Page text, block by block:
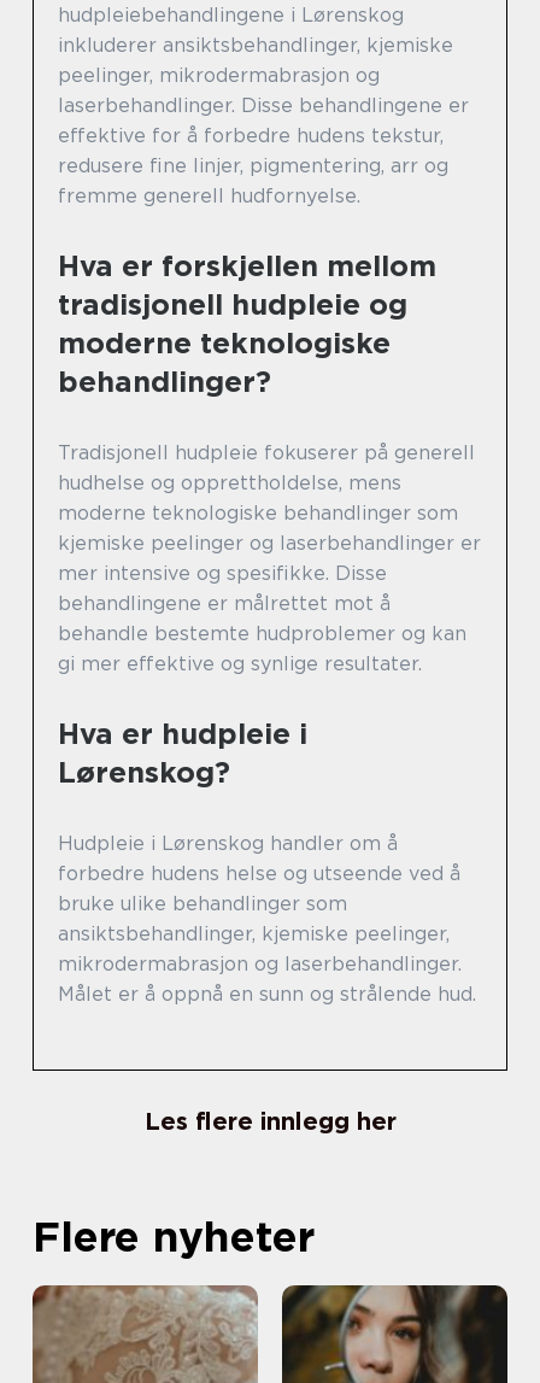
hudpleiebehandlingene i Lørenskog
inkluderer ansiktsbehandlinger, kjemiske
peelinger, mikrodermabrasjon og
laserbehandlinger. Disse behandlingene er
effektive for å forbedre hudens tekstur,
redusere fine linjer, pigmentering, arr og
fremme generell hudfornyelse.
Hva er forskjellen mellom
tradisjonell hudpleie og
moderne teknologiske
behandlinger?
Tradisjonell hudpleie fokuserer på generell
hudhelse og opprettholdelse, mens
moderne teknologiske behandlinger som
kjemiske peelinger og laserbehandlinger er
mer intensive og spesifikke. Disse
behandlingene er målrettet mot å
behandle bestemte hudproblemer og kan
gi mer effektive og synlige resultater.
Hva er hudpleie i
Lørenskog?
Hudpleie i Lørenskog handler om å
forbedre hudens helse og utseende ved å
bruke ulike behandlinger som
ansiktsbehandlinger, kjemiske peelinger,
mikrodermabrasjon og laserbehandlinger.
Målet er å oppnå en sunn og strålende hud.
Les flere innlegg her
Flere nyheter